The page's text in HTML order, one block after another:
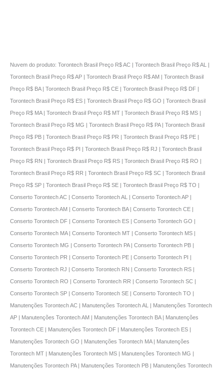
Nuvem do produto: Torontech Brasil Preço R$ AC | Torontech Brasil Preço R$ AL |
Torontech Brasil Preço R$ AP | Torontech Brasil Preço R$ AM | Torontech Brasil
Preço R$ BA | Torontech Brasil Preço R$ CE | Torontech Brasil Preço R$ DF |
Torontech Brasil Preço R$ ES | Torontech Brasil Preço R$ GO | Torontech Brasil
Preço R$ MA | Torontech Brasil Preço R$ MT | Torontech Brasil Preço R$ MS |
Torontech Brasil Preço R$ MG | Torontech Brasil Preço R$ PA | Torontech Brasil
Preço R$ PB | Torontech Brasil Preço R$ PR | Torontech Brasil Preço R$ PE |
Torontech Brasil Preço R$ PI | Torontech Brasil Preço R$ RJ | Torontech Brasil
Preço R$ RN | Torontech Brasil Preço R$ RS | Torontech Brasil Preço R$ RO |
Torontech Brasil Preço R$ RR | Torontech Brasil Preço R$ SC | Torontech Brasil
Preço R$ SP | Torontech Brasil Preço R$ SE | Torontech Brasil Preço R$ TO |
Conserto Torontech AC | Conserto Torontech AL | Conserto Torontech AP |
Conserto Torontech AM | Conserto Torontech BA | Conserto Torontech CE |
Conserto Torontech DF | Conserto Torontech ES | Conserto Torontech GO |
Conserto Torontech MA | Conserto Torontech MT | Conserto Torontech MS |
Conserto Torontech MG | Conserto Torontech PA | Conserto Torontech PB |
Conserto Torontech PR | Conserto Torontech PE | Conserto Torontech PI |
Conserto Torontech RJ | Conserto Torontech RN | Conserto Torontech RS |
Conserto Torontech RO | Conserto Torontech RR | Conserto Torontech SC |
Conserto Torontech SP | Conserto Torontech SE | Conserto Torontech TO |
Manutenções Torontech AC | Manutenções Torontech AL | Manutenções Torontech
AP | Manutenções Torontech AM | Manutenções Torontech BA | Manutenções
Torontech CE | Manutenções Torontech DF | Manutenções Torontech ES |
Manutenções Torontech GO | Manutenções Torontech MA | Manutenções
Torontech MT | Manutenções Torontech MS | Manutenções Torontech MG |
Manutenções Torontech PA | Manutenções Torontech PB | Manutenções Torontech